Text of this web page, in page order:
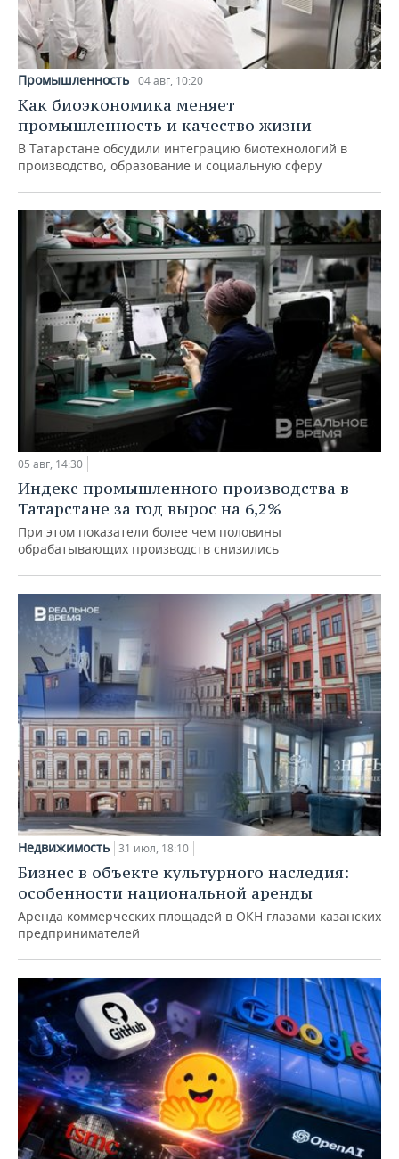
Промышленность 04 авг, 10:20
Как биоэкономика меняет
промышленность и качество жизни
В Татарстане обсудили интеграцию биотехнологий в
производство, образование и социальную сферу
05 авг, 14:30
Индекс промышленного производства в
Татарстане за год вырос на 6,2%
При этом показатели более чем половины
обрабатывающих производств снизились
Недвижимость 31 июл, 18:10
Бизнес в объекте культурного наследия:
особенности национальной аренды
Аренда коммерческих площадей в ОКН глазами казанских
предпринимателей